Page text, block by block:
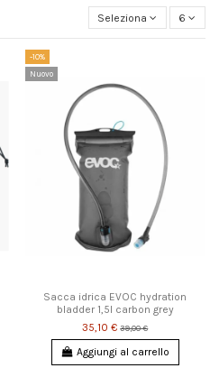
Seleziona 6
-10%
Nuovo
Sacca idrica EVOC hydration
bladder 1,5l carbon grey
35,10 € 39,00 €
Aggiungi al carrello